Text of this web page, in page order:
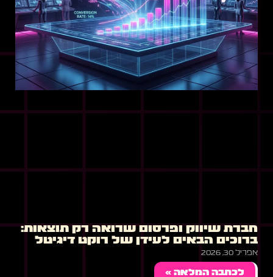
חברת שיווק ופרסום שרואה רק תוצאות:
ברוכים הבאים לעידן של רוקט דיגיטל
אפריל 30, 2026
לכתבה המלאה »